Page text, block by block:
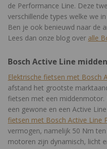
de Performance Line. Deze
verschillende types welke we
Ben je ook benieuwd naar de
Lees dan onze blog over alle
Bosch Active Line
Elektrische fietsen met Bosch
afstand het grootste
fietsen met een
een gewone en een Active
fietsen met Bosch Active Line
vermogen, namelijk 50 Nm
motoren zijn dynamisch, licht